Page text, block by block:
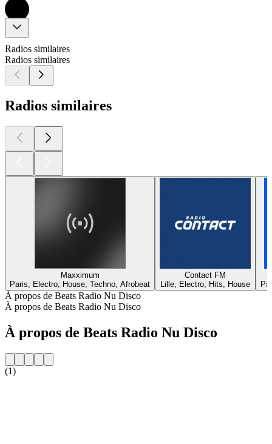
Radios similaires
Radios similaires
Radios similaires
Maxximum
Paris, Electro, House, Techno, Afrobeat
Contact FM
Lille, Electro, Hits, House
À propos de Beats Radio Nu Disco
À propos de Beats Radio Nu Disco
À propos de Beats Radio Nu Disco
(1)